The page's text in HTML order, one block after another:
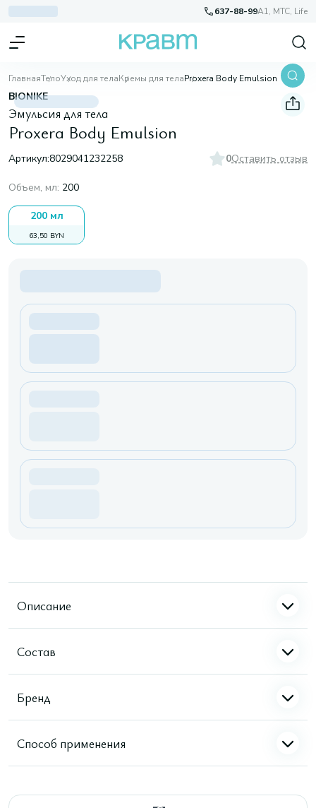
637-88-99A1, МТС, Life
ГлавнаяТелоУход для телаКремы для телаProxera Body Emulsion
BIONIKE
Эмульсия для тела
Proxera Body Emulsion
Артикул:8029041232258 0Оставить отзыв
Объем, мл: 200
200 мл
63,50 BYN
Описание
Состав
Бренд
Способ применения